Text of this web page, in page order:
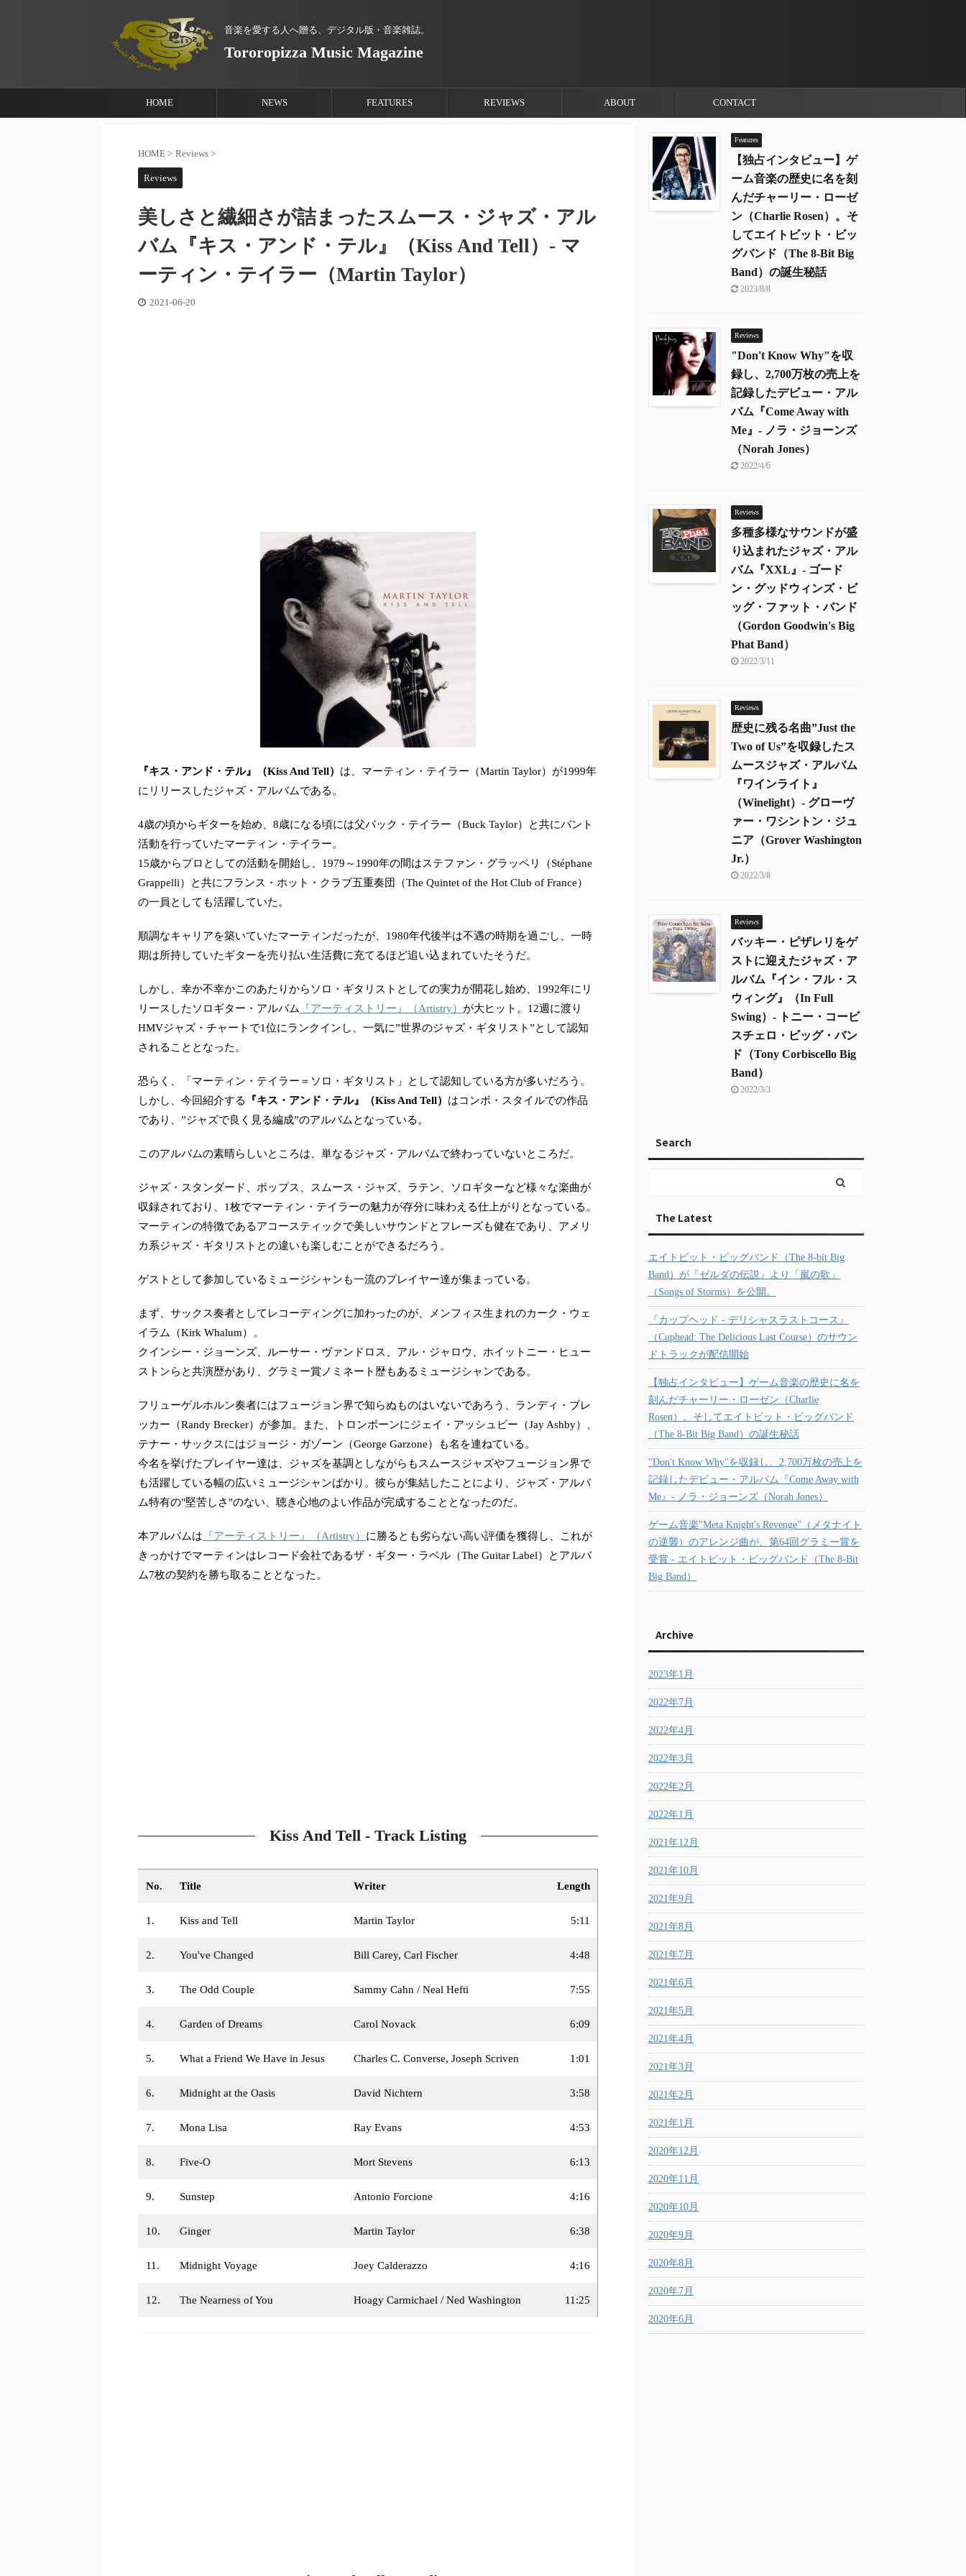
音楽を愛する人へ贈る、デジタル版・音楽雑誌。
Tororopizza Music Magazine
HOME NEWS FEATURES REVIEWS ABOUT CONTACT
HOME > Reviews >
Reviews
美しさと繊細さが詰まったスムース・ジャズ・アル
バム『キス・アンド・テル』（Kiss And Tell）- マ
ーティン・テイラー（Martin Taylor）
2021-06-20
『キス・アンド・テル』（Kiss And Tell） は、マーティン・テイラー（Martin Taylor）が1999年
にリリースしたジャズ・アルバムである。
4歳の頃からギターを始め、8歳になる頃には父バック・テイラー（Buck Taylor）と共にバント
活動を行っていたマーティン・テイラー。
15歳からプロとしての活動を開始し、1979～1990年の間はステファン・グラッペリ（Stéphane
Grappelli）と共にフランス・ホット・クラブ五重奏団（The Quintet of the Hot Club of France）
の一員としても活躍していた。
順調なキャリアを築いていたマーティンだったが、1980年代後半は不遇の時期を過ごし、一時
期は所持していたギターを売り払い生活費に充てるほど追い込まれていたそうだ。
しかし、幸か不幸かこのあたりからソロ・ギタリストとしての実力が開花し始め、1992年にリ
リースしたソロギター・アルバム
『アーティストリー』（Artistry） が大ヒット。12週に渡り
HMVジャズ・チャートで1位にランクインし、一気に”世界のジャズ・ギタリスト”として認知
されることとなった。
恐らく、「マーティン・テイラー＝ソロ・ギタリスト」として認知している方が多いだろう。
しかし、今回紹介する
『キス・アンド・テル』（Kiss And Tell） はコンボ・スタイルでの作品
であり、”ジャズで良く見る編成”のアルバムとなっている。
このアルバムの素晴らしいところは、単なるジャズ・アルバムで終わっていないところだ。
ジャズ・スタンダード、ポップス、スムース・ジャズ、ラテン、ソロギターなど様々な楽曲が
収録されており、1枚でマーティン・テイラーの魅力が存分に味わえる仕上がりとなっている。
マーティンの特徴であるアコースティックで美しいサウンドとフレーズも健在であり、アメリ
カ系ジャズ・ギタリストとの違いも楽しむことができるだろう。
ゲストとして参加しているミュージシャンも一流のプレイヤー達が集まっている。
まず、サックス奏者としてレコーディングに加わったのが、メンフィス生まれのカーク・ウェ
イラム（Kirk Whalum）。
クインシー・ジョーンズ、ルーサー・ヴァンドロス、アル・ジャロウ、ホイットニー・ヒュー
ストンらと共演歴があり、グラミー賞ノミネート歴もあるミュージシャンである。
フリューゲルホルン奏者にはフュージョン界で知らぬものはいないであろう、ランディ・ブレ
ッカー（Randy Brecker）が参加。また、トロンボーンにジェイ・アッシュビー（Jay Ashby）、
テナー・サックスにはジョージ・ガゾーン（George Garzone）も名を連ねている。
今名を挙げたプレイヤー達は、ジャズを基調としながらもスムースジャズやフュージョン界で
も活躍している幅の広いミュージシャンばかり。彼らが集結したことにより、ジャズ・アルバ
ム特有の"堅苦しさ"のない、聴き心地のよい作品が完成することとなったのだ。
本アルバムは 『アーティストリー』（Artistry） に勝るとも劣らない高い評価を獲得し、これが
きっかけでマーティンはレコード会社であるザ・ギター・ラベル（The Guitar Label）とアルバ
ム7枚の契約を勝ち取ることとなった。
Kiss And Tell - Track Listing
No. Title Writer Length
1. Kiss and Tell Martin Taylor 5:11
2. You've Changed Bill Carey, Carl Fischer 4:48
3. The Odd Couple Sammy Cahn / Neal Hefti 7:55
4. Garden of Dreams Carol Novack 6:09
5. What a Friend We Have in Jesus Charles C. Converse, Joseph Scriven 1:01
6. Midnight at the Oasis David Nichtern 3:58
7. Mona Lisa Ray Evans 4:53
8. Five-O Mort Stevens 6:13
9. Sunstep Antonio Forcione 4:16
10. Ginger Martin Taylor 6:38
11. Midnight Voyage Joey Calderazzo 4:16
12. The Nearness of You Hoagy Carmichael / Ned Washington 11:25
Features
【独占インタビュー】ゲ
ーム音楽の歴史に名を刻
んだチャーリー・ローゼ
ン（Charlie Rosen）。そ
してエイトビット・ビッ
グバンド（The 8-Bit Big
Band）の誕生秘話
2023/8/8
Reviews
"Don't Know Why"を収
録し、2,700万枚の売上を
記録したデビュー・アル
バム『Come Away with
Me』- ノラ・ジョーンズ
（Norah Jones）
2022/4/6
Reviews
多種多様なサウンドが盛
り込まれたジャズ・アル
バム『XXL』- ゴード
ン・グッドウィンズ・ビ
ッグ・ファット・バンド
（Gordon Goodwin's Big
Phat Band）
2022/3/11
Reviews
歴史に残る名曲”Just the
Two of Us”を収録したス
ムースジャズ・アルバム
『ワインライト』
（Winelight）- グローヴ
ァー・ワシントン・ジュ
ニア（Grover Washington
Jr.）
2022/3/8
Reviews
バッキー・ピザレリをゲ
ストに迎えたジャズ・ア
ルバム『イン・フル・ス
ウィング』（In Full
Swing）- トニー・コービ
スチェロ・ビッグ・バン
ド（Tony Corbiscello Big
Band）
2022/3/3
Search
The Latest
エイトビット・ビッグバンド（The 8-bit Big
Band）が『ゼルダの伝説』より「嵐の歌」
（Songs of Storms）を公開。
『カップヘッド - デリシャスラストコース』
（Cuphead: The Delicious Last Course）のサウン
ドトラックが配信開始
【独占インタビュー】ゲーム音楽の歴史に名を
刻んだチャーリー・ローゼン（Charlie
Rosen）。そしてエイトビット・ビッグバンド
（The 8-Bit Big Band）の誕生秘話
"Don't Know Why"を収録し、2,700万枚の売上を
記録したデビュー・アルバム『Come Away with
Me』- ノラ・ジョーンズ（Norah Jones）
ゲーム音楽"Meta Knight's Revenge"（メタナイト
の逆襲）のアレンジ曲が、第64回グラミー賞を
受賞 - エイトビット・ビッグバンド（The 8-Bit
Big Band）
Archive
2023年1月
2022年7月
2022年4月
2022年3月
2022年2月
2022年1月
2021年12月
2021年10月
2021年9月
2021年8月
2021年7月
2021年6月
2021年5月
2021年4月
2021年3月
2021年2月
2021年1月
2020年12月
2020年11月
2020年10月
2020年9月
2020年8月
2020年7月
2020年6月